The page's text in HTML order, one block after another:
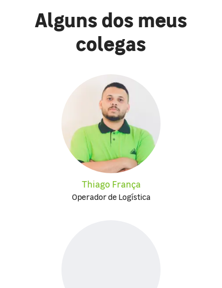
Alguns dos meus
colegas
Thiago França
Operador de Logística